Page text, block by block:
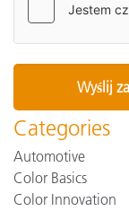
Categories
Automotive
Color Basics
Color Innovation